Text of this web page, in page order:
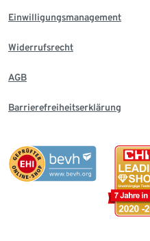
Einwilligungsmanagement
Widerrufsrecht
AGB
Barrierefreiheitserklärung